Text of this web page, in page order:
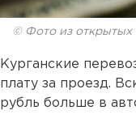
© Фото из открытых
Курганские
плату за проезд.
рубль больше в